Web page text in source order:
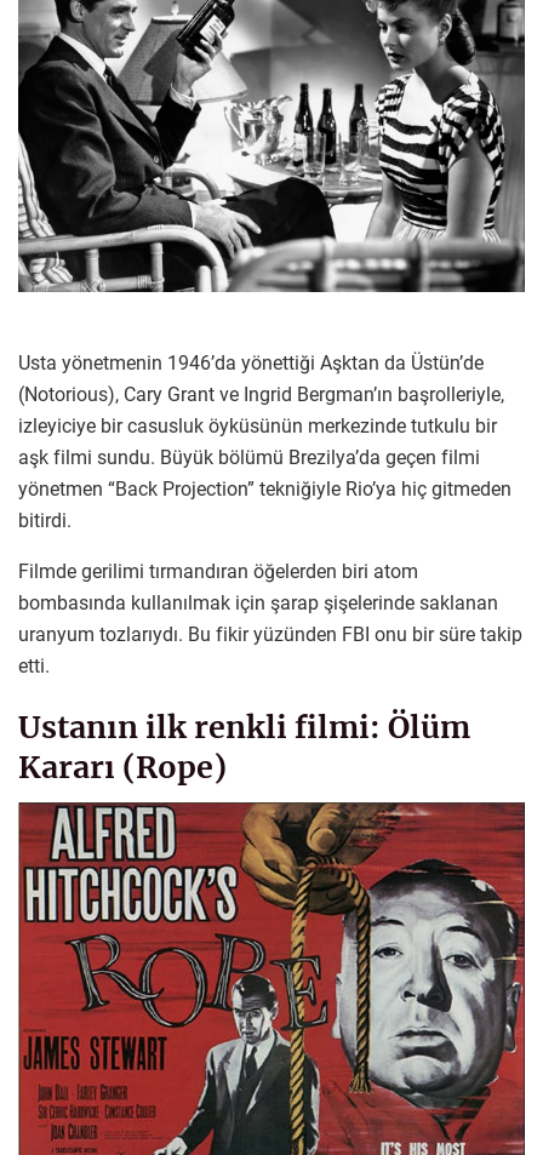
Usta yönetmenin 1946’da yönettiği Aşktan da Üstün’de
(Notorious), Cary Grant ve Ingrid Bergman’ın başrolleriyle,
izleyiciye bir casusluk öyküsünün merkezinde tutkulu bir
aşk filmi sundu. Büyük bölümü Brezilya’da geçen filmi
yönetmen “Back Projection” tekniğiyle Rio’ya hiç gitmeden
bitirdi.
Filmde gerilimi tırmandıran öğelerden biri atom
bombasında kullanılmak için şarap şişelerinde saklanan
uranyum tozlarıydı. Bu fikir yüzünden FBI onu bir süre takip
etti.
Ustanın ilk renkli filmi: Ölüm
Kararı (Rope)